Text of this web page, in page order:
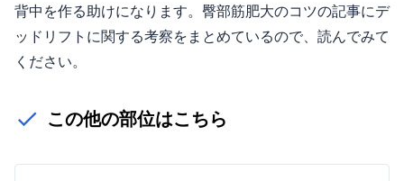
背中を作る助けになります。臀部筋肥大のコツの記事にデ
ッドリフトに関する考察をまとめているので、読んでみて
ください。
この他の部位はこちら